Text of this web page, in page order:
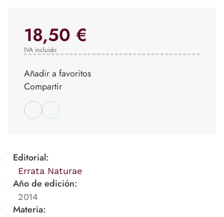
Editorial:
Errata Naturae
Año de edición:
2014
Materia:
18,50 €
IVA incluido
Añadir a favoritos
Compartir